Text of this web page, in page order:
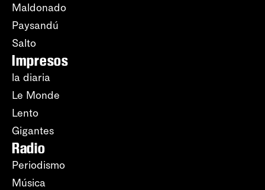
Maldonado
Paysandú
Salto
Impresos
la diaria
Le Monde
Lento
Gigantes
Radio
Periodismo
Música